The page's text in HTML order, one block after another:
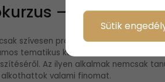
– Közös ízek,
szívesen próbál ki új dolgokat, egy
tematikus kurzus közül
Az ilyen alkalmak nemcsak
valami finomat.
Sütik